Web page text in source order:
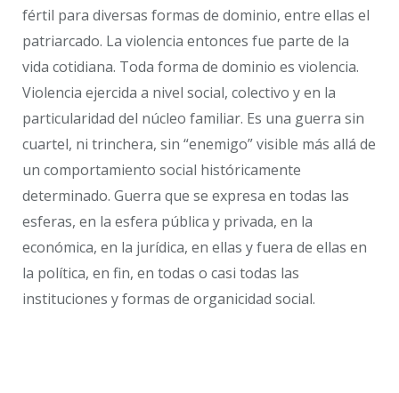
fértil para diversas formas de dominio, entre ellas el
patriarcado. La violencia entonces fue parte de la
vida cotidiana. Toda forma de dominio es violencia.
Violencia ejercida a nivel social, colectivo y en la
particularidad del núcleo familiar. Es una guerra sin
cuartel, ni trinchera, sin “enemigo” visible más allá de
un comportamiento social históricamente
determinado. Guerra que se expresa en todas las
esferas, en la esfera pública y privada, en la
económica, en la jurídica, en ellas y fuera de ellas en
la política, en fin, en todas o casi todas las
instituciones y formas de organicidad social.